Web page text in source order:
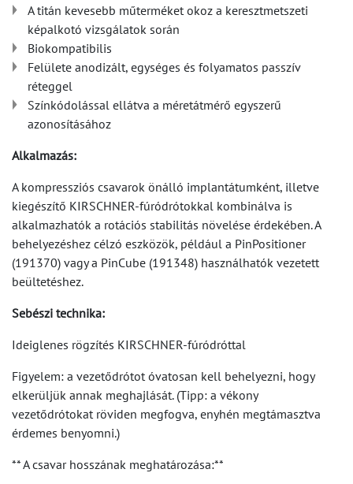
A titán kevesebb műterméket okoz a keresztmetszeti
képalkotó vizsgálatok során
Biokompatibilis
Felülete anodizált, egységes és folyamatos passzív
réteggel
Színkódolással ellátva a méretátmérő egyszerű
azonosításához
Alkalmazás:
A kompressziós csavarok önálló implantátumként, illetve
kiegészítő KIRSCHNER-fúródrótokkal kombinálva is
alkalmazhatók a rotációs stabilitás növelése érdekében. A
behelyezéshez célzó eszközök, például a PinPositioner
(191370) vagy a PinCube (191348) használhatók vezetett
beültetéshez.
Sebészi technika:
Ideiglenes rögzítés KIRSCHNER-fúródróttal
Figyelem: a vezetődrótot óvatosan kell behelyezni, hogy
elkerüljük annak meghajlását. (Tipp: a vékony
vezetődrótokat röviden megfogva, enyhén megtámasztva
érdemes benyomni.)
** A csavar hosszának meghatározása:**